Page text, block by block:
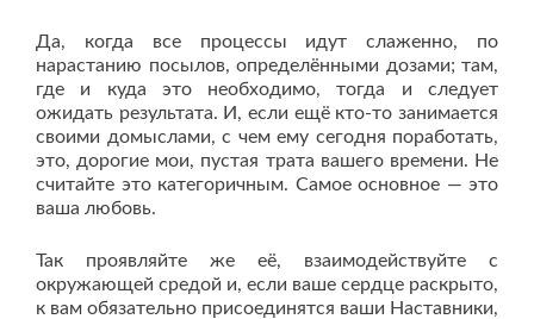
Да, когда все процессы идут слаженно, по
нарастанию посылов, определёнными дозами; там,
где и куда это необходимо, тогда и следует
ожидать результата. И, если ещё кто-то занимается
своими домыслами, с чем ему сегодня поработать,
это, дорогие мои, пустая трата вашего времени. Не
считайте это категоричным. Самое основное — это
ваша любовь.
Так проявляйте же её, взаимодействуйте с
окружающей средой и, если ваше сердце раскрыто,
к вам обязательно присоединятся ваши Наставники,